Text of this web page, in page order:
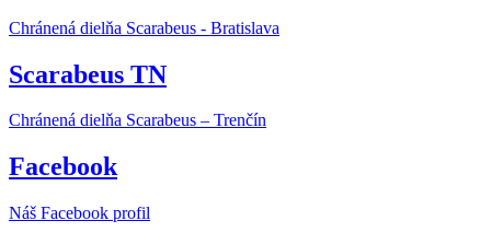
Chránená dielňa Scarabeus - Bratislava
Scarabeus TN
Chránená dielňa Scarabeus – Trenčín
Facebook
Náš Facebook profil